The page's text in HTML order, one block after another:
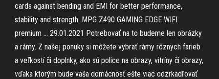
cards against bending and EMI for better performance,
stability and strength. MPG Z490 GAMING EDGE WIFI
premium … 29.01.2021 Potrebovať na to budeme len obrázky
a rámy. Z našej ponuky si môžete vybrať rámy rôznych farieb
a veľkostí či doplnky, ako sú police na obrazy, vitríny či obrazy,
vďaka ktorým bude vaša domácnosť ešte viac odzrkadľovať